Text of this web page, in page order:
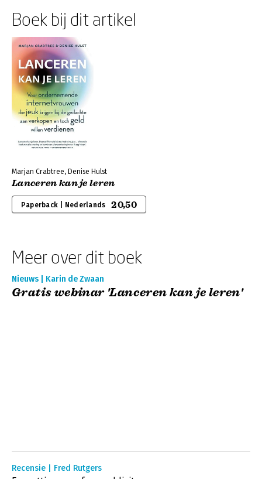
Boek bij dit artikel
Marjan Crabtree, Denise Hulst
Lanceren kan je leren
Paperback | Nederlands 20,50
Meer over dit boek
Nieuws | Karin de Zwaan
Gratis webinar 'Lanceren kan je leren'
Recensie | Fred Rutgers